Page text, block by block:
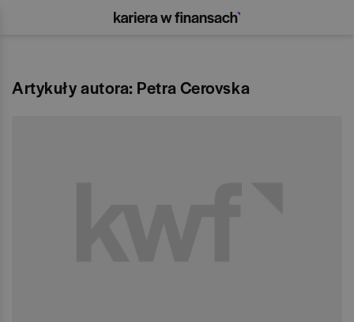
Artykuły autora: Petra Cerovska